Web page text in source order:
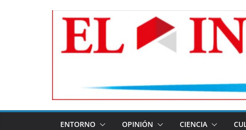
ENTORNO OPINIÓN CIENCIA